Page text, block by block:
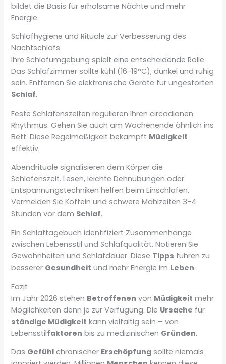
bildet die Basis für erholsame Nächte und mehr
Energie.
Schlafhygiene und Rituale zur Verbesserung des
Nachtschlafs
Ihre Schlafumgebung spielt eine entscheidende Rolle.
Das Schlafzimmer sollte kühl (16-19°C), dunkel und ruhig
sein. Entfernen Sie elektronische Geräte für ungestörten
Schlaf.
Feste Schlafenszeiten regulieren Ihren circadianen
Rhythmus. Gehen Sie auch am Wochenende ähnlich ins
Bett. Diese Regelmäßigkeit bekämpft Müdigkeit
effektiv.
Abendrituale signalisieren dem Körper die
Schlafenszeit. Lesen, leichte Dehnübungen oder
Entspannungstechniken helfen beim Einschlafen.
Vermeiden Sie Koffein und schwere Mahlzeiten 3-4
Stunden vor dem Schlaf.
Ein Schlaftagebuch identifiziert Zusammenhänge
zwischen Lebensstil und Schlafqualität. Notieren Sie
Gewohnheiten und Schlafdauer. Diese Tipps führen zu
besserer Gesundheit und mehr Energie im Leben.
Fazit
Im Jahr 2026 stehen Betroffenen von Müdigkeit mehr
Möglichkeiten denn je zur Verfügung. Die Ursache für
ständige Müdigkeit kann vielfältig sein – von
Lebensstilfaktoren bis zu medizinischen Gründen.
Das Gefühl chronischer Erschöpfung sollte niemals